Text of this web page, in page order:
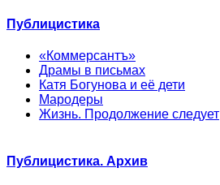
Публицистика
«Коммерсантъ»
Драмы в письмах
Катя Богунова и её дети
Мародеры
Жизнь. Продолжение следует
Публицистика. Архив